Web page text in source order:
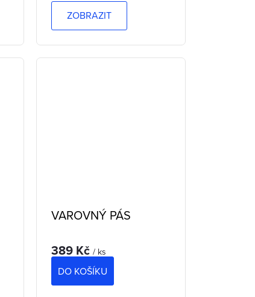
ZOBRAZIT
VAROVNÝ PÁS
389 Kč/ ks
DO KOŠÍKU